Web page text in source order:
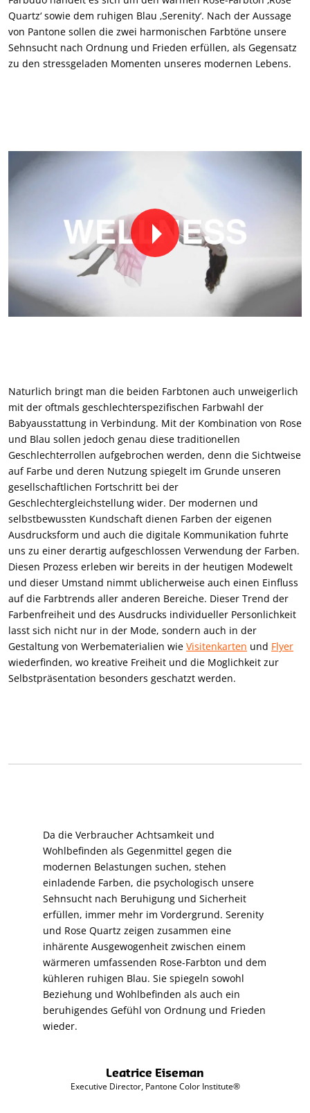
Quartz‘ sowie dem ruhigen Blau ‚Serenity‘. Nach der Aussage
von Pantone sollen die zwei harmonischen Farbtöne unsere
Sehnsucht nach Ordnung und Frieden erfüllen, als Gegensatz
zu den stressgeladen Momenten unseres modernen Lebens.
Naturlich bringt man die beiden Farbtonen auch unweigerlich
mit der oftmals geschlechterspezifischen Farbwahl der
Babyausstattung in Verbindung. Mit der Kombination von Rose
und Blau sollen jedoch genau diese traditionellen
Geschlechterrollen aufgebrochen werden, denn die Sichtweise
auf Farbe und deren Nutzung spiegelt im Grunde unseren
gesellschaftlichen Fortschritt bei der
Geschlechtergleichstellung wider. Der modernen und
selbstbewussten Kundschaft dienen Farben der eigenen
Ausdrucksform und auch die digitale Kommunikation fuhrte
uns zu einer derartig aufgeschlossen Verwendung der Farben.
Diesen Prozess erleben wir bereits in der heutigen Modewelt
und dieser Umstand nimmt ublicherweise auch einen Einfluss
auf die Farbtrends aller anderen Bereiche. Dieser Trend der
Farbenfreiheit und des Ausdrucks individueller Personlichkeit
lasst sich nicht nur in der Mode, sondern auch in der
Gestaltung von Werbematerialien wie Visitenkarten und Flyer
wiederfinden, wo kreative Freiheit und die Moglichkeit zur
Selbstpräsentation besonders geschatzt werden.
Da die Verbraucher Achtsamkeit und
Wohlbefinden als Gegenmittel gegen die
modernen Belastungen suchen, stehen
einladende Farben, die psychologisch unsere
Sehnsucht nach Beruhigung und Sicherheit
erfüllen, immer mehr im Vordergrund. Serenity
und Rose Quartz zeigen zusammen eine
inhärente Ausgewogenheit zwischen einem
wärmeren umfassenden Rose-Farbton und dem
kühleren ruhigen Blau. Sie spiegeln sowohl
Beziehung und Wohlbefinden als auch ein
beruhigendes Gefühl von Ordnung und Frieden
wieder.
Leatrice Eiseman
Executive Director, Pantone Color Institute®